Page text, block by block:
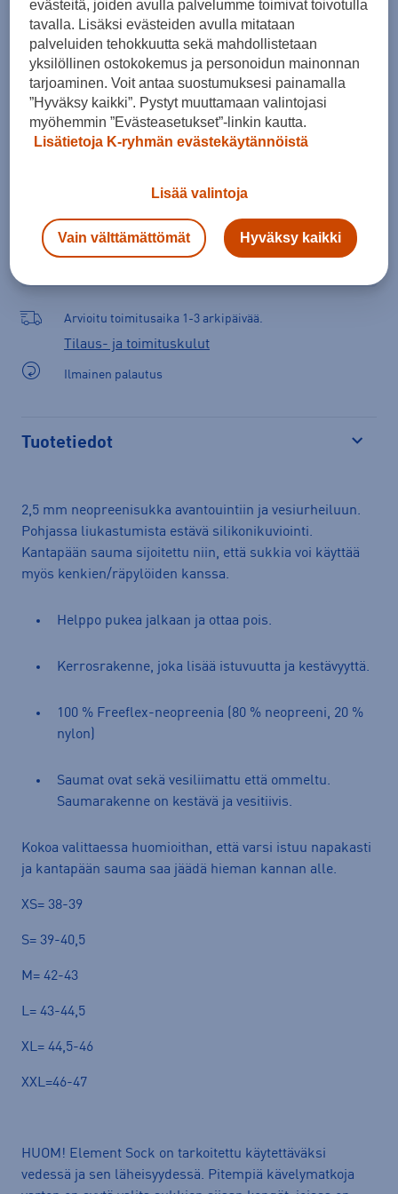
Kokotaulukko
Lisää ostoskoriin
Valitse koko nähdäksesi myymäläsaatavuuden.
Arvioitu toimitusaika 1-3 arkipäivää.
Tilaus- ja toimituskulut
Ilmainen palautus
Tuotetiedot
2,5 mm neopreenisukka avantouintiin ja vesiurheiluun.
Pohjassa liukastumista estävä silikonikuviointi.
Kantapään sauma sijoitettu niin, että sukkia voi käyttää
myös kenkien/räpylöiden kanssa.
Helppo pukea jalkaan ja ottaa pois.
Kerrosrakenne, joka lisää istuvuutta ja kestävyyttä.
100 % Freeflex-neopreenia (80 % neopreeni, 20 %
nylon)
Saumat ovat sekä vesiliimattu että ommeltu.
Saumarakenne on kestävä ja vesitiivis.
Kokoa valittaessa huomioithan, että varsi istuu napakasti
ja kantapään sauma saa jäädä hieman kannan alle.
XS= 38-39
S= 39-40,5
M= 42-43
L= 43-44,5
XL= 44,5-46
XXL=46-47
HUOM! Element Sock on tarkoitettu käytettäväksi
vedessä ja sen läheisyydessä. Pitempiä kävelymatkoja
evästeitä, joiden avulla palvelumme toimivat toivotulla
tavalla. Lisäksi evästeiden avulla mitataan
palveluiden tehokkuutta sekä mahdollistetaan
yksilöllinen ostokokemus ja personoidun mainonnan
tarjoaminen. Voit antaa suostumuksesi painamalla
”Hyväksy kaikki”. Pystyt muuttamaan valintojasi
myöhemmin ”Evästeasetukset”-linkin kautta.
Lisätietoja K-ryhmän evästekäytännöistä
Lisää valintoja
Vain välttämättömät Hyväksy kaikki